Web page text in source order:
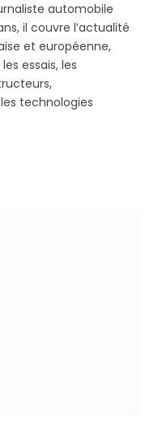
automobile
il couvre l’actualité
et européenne,
essais, les
technologies